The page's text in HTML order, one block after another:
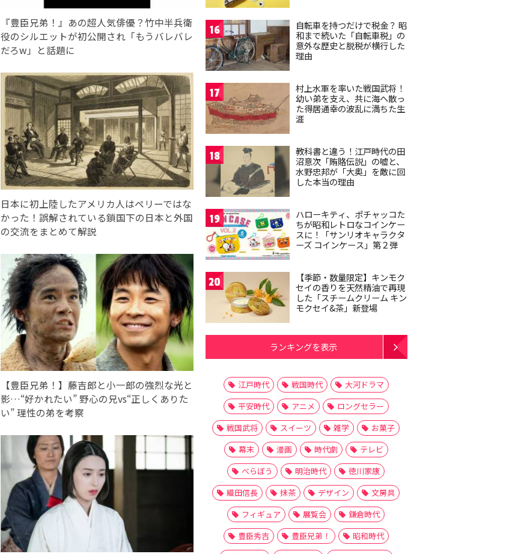
『豊臣兄弟！』あの超人気俳優？竹中半兵衛
役のシルエットが初公開され「もうバレバレ
だろw」と話題に
日本に初上陸したアメリカ人はペリーではな
かった！誤解されている鎖国下の日本と外国
の交流をまとめて解説
【豊臣兄弟！】藤吉郎と小一郎の強烈な光と
影…“好かれたい” 野心の兄vs“正しくありた
い” 理性の弟を考察
16
自転車を持つだけで税金？ 昭
和まで続いた「自転車税」の
意外な歴史と脱税が横行した
理由
17
村上水軍を率いた戦国武将！
幼い弟を支え、共に海へ散っ
た得居通幸の波乱に満ちた生
涯
18
教科書と違う！江戸時代の田
沼意次「賄賂伝説」の嘘と、
水野忠邦が「大奥」を敵に回
した本当の理由
19
ハローキティ、ポチャッコた
ちが昭和レトロなコインケー
スに！「サンリオキャラクタ
ーズ コインケース」第２弾
20
【季節・数量限定】キンモク
セイの香りを天然精油で再現
した「スチームクリーム キン
モクセイ&茶」新登場
ランキングを表示
江戸時代 戦国時代
大河ドラマ
平安時代
アニメ
ロングセラー
戦国武将
スイーツ 雑学
お菓子
幕末
漫画 時代劇
テレビ
べらぼう
明治時代
徳川家康
織田信長
抹茶 デザイン
文房具
フィギュア
展覧会
鎌倉時代
豊臣秀吉
豊臣兄弟！
昭和時代